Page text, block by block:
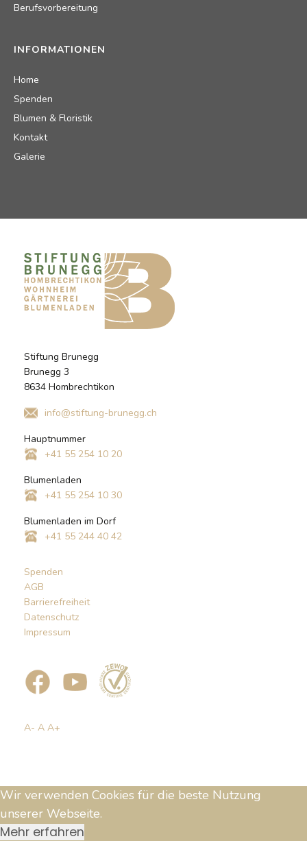
Berufsvorbereitung
INFORMATIONEN
Home
Spenden
Blumen & Floristik
Kontakt
Galerie
Stiftung Brunegg
Brunegg 3
8634 Hombrechtikon
info@stiftung-brunegg.ch
Hauptnummer
+41 55 254 10 20
Blumenladen
+41 55 254 10 30
Blumenladen im Dorf
+41 55 244 40 42
Spenden
AGB
Barrierefreiheit
Datenschutz
Impressum
A- A A+
Wir verwenden Cookies für die beste Nutzung
unserer Webseite.
Mehr erfahren